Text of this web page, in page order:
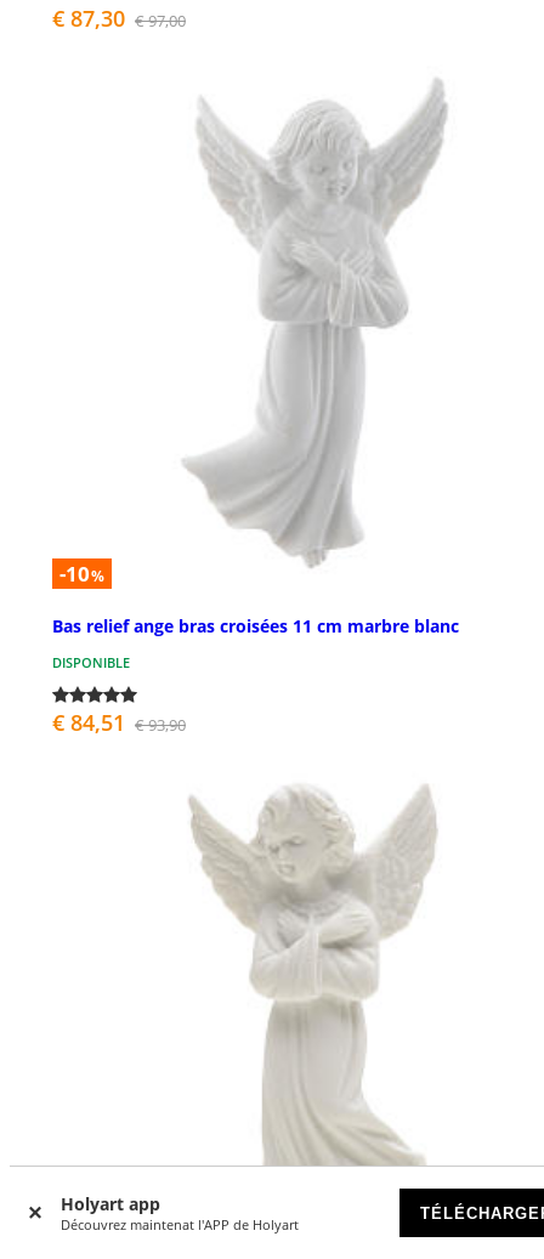
Holyart app
Découvrez maintenat l'APP de Holyart
€ 87,30 € 97,00
-10%
Bas relief ange bras croisées 11 cm marbre blanc
DISPONIBLE
€ 84,51 € 93,90